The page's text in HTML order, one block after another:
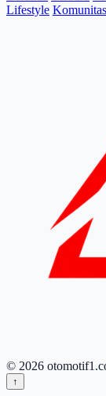
Lifestyle Komunitas
© 2026
↑